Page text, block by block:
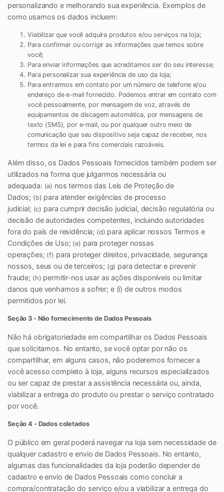
personalizando e melhorando sua experiência. Exemplos de
como usamos os dados incluem:
Viabilizar que você adquira produtos e/ou serviços na loja;
Para confirmar ou corrigir as informações que temos sobre
você;
Para enviar informações que acreditamos ser do seu interesse;
Para personalizar sua experiência de uso da loja;
Para entrarmos em contato por um número de telefone e/ou
endereço de e-mail fornecido. Podemos entrar em contato com
você pessoalmente, por mensagem de voz, através de
equipamentos de discagem automática, por mensagens de
texto (SMS), por e-mail, ou por qualquer outro meio de
comunicação que seu dispositivo seja capaz de receber, nos
termos da lei e para fins comerciais razoáveis.
Além disso, os Dados Pessoais fornecidos também podem ser
utilizados na forma que julgarmos necessária ou
adequada: (a) nos termos das Leis de Proteção de
Dados; (b) para atender exigências de processo
judicial; (c) para cumprir decisão judicial, decisão regulatória ou
decisão de autoridades competentes, incluindo autoridades
fora do país de residência; (d) para aplicar nossos Termos e
Condições de Uso; (e) para proteger nossas
operações; (f) para proteger direitos, privacidade, segurança
nossos, seus ou de terceiros; (g) para detectar e prevenir
fraude; (h) permitir-nos usar as ações disponíveis ou limitar
danos que venhamos a sofrer; e (i) de outros modos
permitidos por lei.
Seção 3 - Não fornecimento de Dados Pessoais
Não há obrigatoriedade em compartilhar os Dados Pessoais
que solicitamos. No entanto, se você optar por não os
compartilhar, em alguns casos, não poderemos fornecer a
você acesso completo à loja, alguns recursos especializados
ou ser capaz de prestar a assistência necessária ou, ainda,
viabilizar a entrega do produto ou prestar o serviço contratado
por você.
Seção 4 - Dados coletados
O público em geral poderá navegar na loja sem necessidade de
qualquer cadastro e envio de Dados Pessoais. No entanto,
algumas das funcionalidades da loja poderão depender de
cadastro e envio de Dados Pessoais como concluir a
compra/contratação do serviço e/ou a viabilizar a entrega do